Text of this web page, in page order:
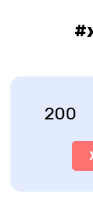
200